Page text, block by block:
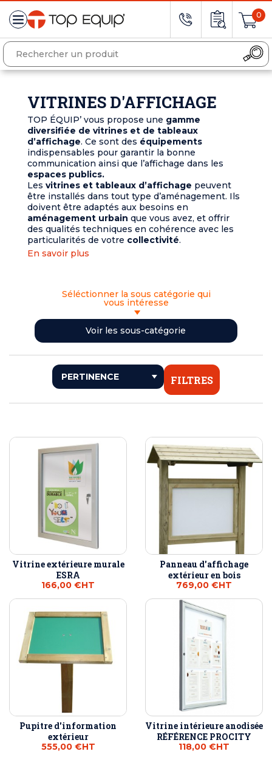
0
VITRINES D'AFFICHAGE
TOP ÉQUIP’ vous propose une gamme
diversifiée de vitrines et de tableaux
d’affichage. Ce sont des équipements
indispensables pour garantir la bonne
communication ainsi que l’affichage dans les
espaces publics.
Les vitrines et tableaux d’affichage peuvent
être installés dans tout type d’aménagement. Ils
doivent être adaptés aux besoins en
aménagement urbain que vous avez, et offrir
des qualités techniques en cohérence avec les
particularités de votre collectivité.
En savoir plus
Séléctionner la sous catégorie qui
vous intéresse
<< RETOUR
VITRINES D'AFFICHAGE EXTÉRIEUR
Voir les sous-catégorie
FILTRES
Vitrine extérieure murale
ESRA
166,00 €HT
Panneau d'affichage
extérieur en bois
769,00 €HT
Pupitre d'information
extérieur
555,00 €HT
Vitrine intérieure anodisée
RÉFÉRENCE PROCITY
118,00 €HT